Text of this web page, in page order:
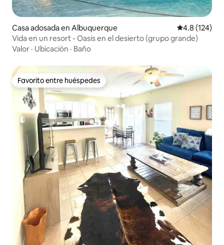
Casa adosada en Albuquerque Calificación
4.8 (124)
Vida en un resort - Oasis en el desierto (grupo grande)
Valor · Ubicación · Baño
Favorito entre huéspedes
Favorito entre huéspedes